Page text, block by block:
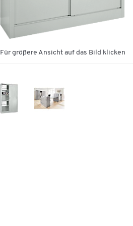
Für größere Ansicht auf das Bild klicken